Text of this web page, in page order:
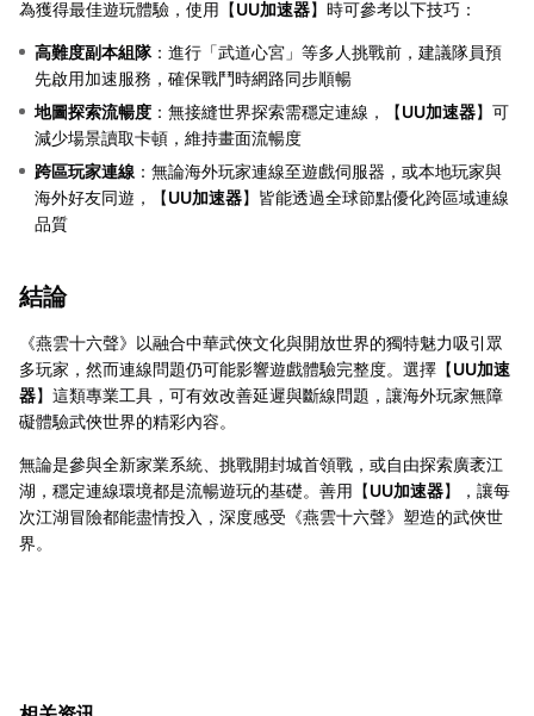
為獲得最佳遊玩體驗，使用【UU加速器】時可參考以下技巧：
高難度副本組隊：進行「武道心宮」等多人挑戰前，建議隊員預
先啟用加速服務，確保戰鬥時網路同步順暢
地圖探索流暢度 ：無接縫世界探索需穩定連線，【UU加速器】可
減少場景讀取卡頓，維持畫面流暢度
跨區玩家連線 ：無論海外玩家連線至遊戲伺服器，或本地玩家與
海外好友同遊，【UU加速器】皆能透過全球節點優化跨區域連線
品質
結論
《燕雲十六聲》以融合中華武俠文化與開放世界的獨特魅力吸引眾
多玩家，然而連線問題仍可能影響遊戲體驗完整度。選擇【UU加速
器】這類專業工具，可有效改善延遲與斷線問題，讓海外玩家無障
礙體驗武俠世界的精彩內容。
無論是參與全新家業系統、挑戰開封城首領戰，或自由探索廣袤江
湖，穩定連線環境都是流暢遊玩的基礎。善用【UU加速器】，讓每
次江湖冒險都能盡情投入，深度感受《燕雲十六聲》塑造的武俠世
界。